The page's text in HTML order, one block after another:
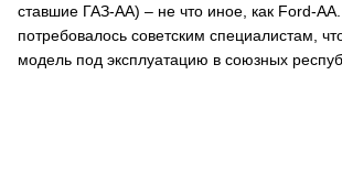
ставшие ГАЗ-АА) – не что иное, как Ford-
потребовалось советским специалистам,
модель под эксплуатацию в союзных